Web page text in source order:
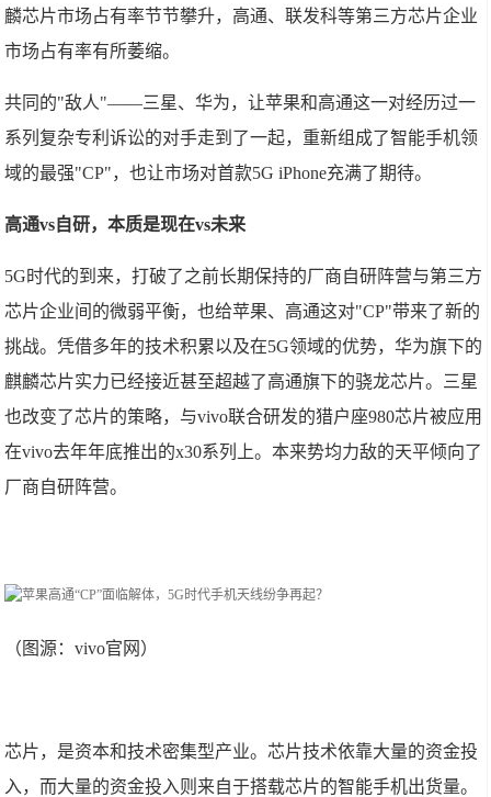
麟芯片市场占有率节节攀升，高通、联发科等第三方芯片企业
市场占有率有所萎缩。
共同的"敌人"——三星、华为，让苹果和高通这一对经历过一
系列复杂专利诉讼的对手走到了一起，重新组成了智能手机领
域的最强"CP"，也让市场对首款5G iPhone充满了期待。
高通vs自研，本质是现在vs未来
5G时代的到来，打破了之前长期保持的厂商自研阵营与第三方
芯片企业间的微弱平衡，也给苹果、高通这对"CP"带来了新的
挑战。凭借多年的技术积累以及在5G领域的优势，华为旗下的
麒麟芯片实力已经接近甚至超越了高通旗下的骁龙芯片。三星
也改变了芯片的策略，与vivo联合研发的猎户座980芯片被应用
在vivo去年年底推出的x30系列上。本来势均力敌的天平倾向了
厂商自研阵营。
（图源：vivo官网）
芯片，是资本和技术密集型产业。芯片技术依靠大量的资金投
入，而大量的资金投入则来自于搭载芯片的智能手机出货量。